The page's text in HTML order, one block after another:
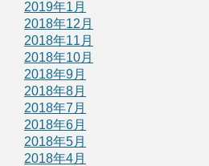
2019年1月
2018年12月
2018年11月
2018年10月
2018年9月
2018年8月
2018年7月
2018年6月
2018年5月
2018年4月